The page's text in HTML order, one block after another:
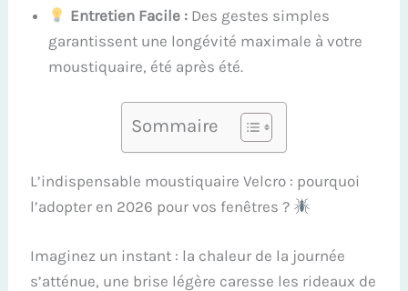
Entretien Facile :Des gestes simples
garantissent une longévité maximale à votre
moustiquaire, été après été.
Sommaire
L’indispensable moustiquaire Velcro : pourquoi
l’adopter en 2026 pour vos fenêtres ?
Imaginez un instant : la chaleur de la journée
s’atténue, une brise légère caresse les rideaux de